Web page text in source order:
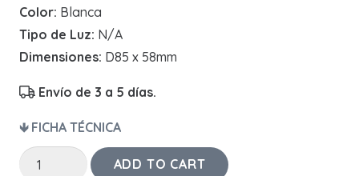
Color: Blanca
Tipo de Luz: N/A
Dimensiones: D85 x 58mm
Envío de 3 a 5 días.
🡻 FICHA TÉCNICA
Bala
ADD TO CART